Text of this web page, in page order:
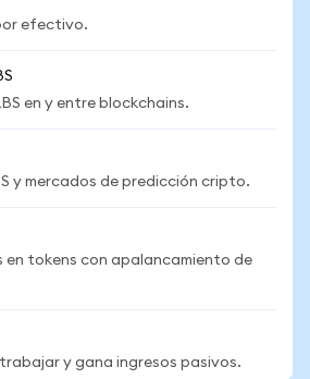
efectivo.
en y entre blockchains.
y mercados de predicción cripto.
en tokens con apalancamiento de
y gana ingresos pasivos.